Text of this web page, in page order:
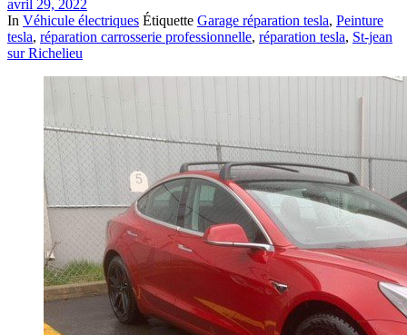
avril 29, 2022
In Véhicule électriques Étiquette Garage réparation tesla, Peinture
tesla, réparation carrosserie professionnelle, réparation tesla, St-jean
sur Richelieu